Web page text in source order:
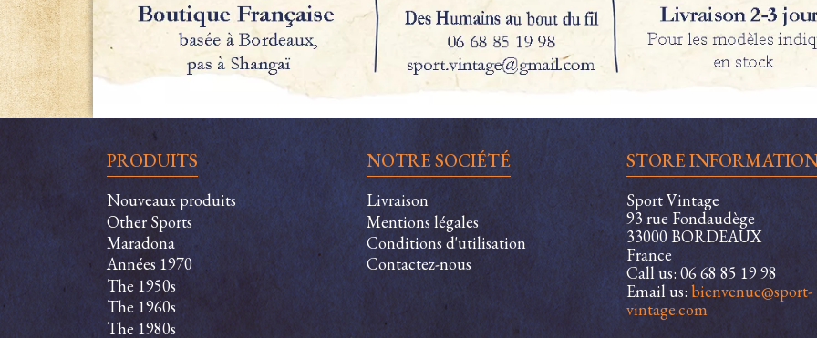
PRODUITS
Nouveaux produits
Other Sports
Maradona
Années 1970
The 1950s
The 1960s
The 1980s
NOTRE SOCIÉTÉ
Livraison
Mentions légales
Conditions d'utilisation
Contactez-nous
STORE
Sport Vintage
93 rue Fondaudège
33000 BORDEAUX
France
Call us: 06 68 85 19 98
Email us: bienvenue@sport-
vintage.com